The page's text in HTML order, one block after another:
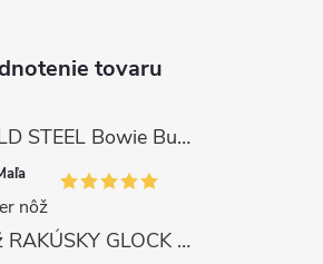
tovaru
COLD STEEL Bowie Bushman (SK-5)
nôž
Nôž RAKÚSKY GLOCK SURVIVAL 81 s pílkou ZELENÝ